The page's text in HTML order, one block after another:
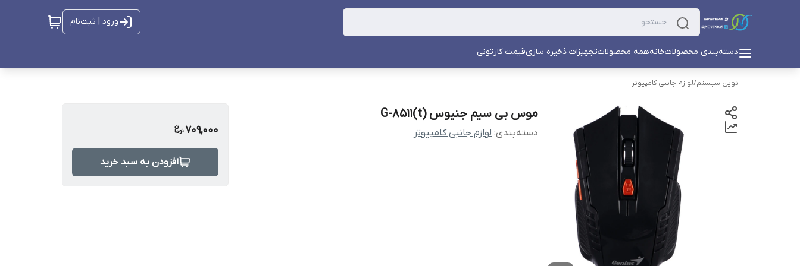
ورود | ثبت‌نام
دسته‌بندی محصولاتخانههمه محصولاتتجهیزات ذخیره سازیقیمت کارتونی
نوین سیستم/لوازم جانبی کامپیوتر
موس بی سیم جنیوس G-8511(t)
دسته‌بندی: لوازم جانبی کامپیوتر 709,000
افزودن به سبد خرید